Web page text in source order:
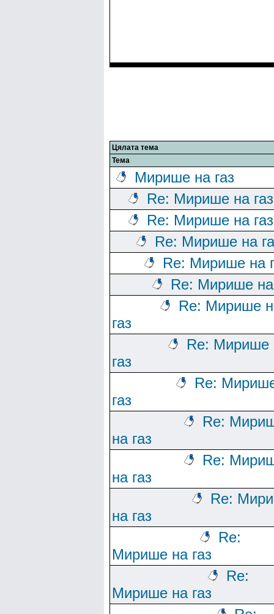
Цялата тема
Тема
Мирише на газ
Re: Мирише на газ
Re: Мирише на газ
Re: Мирише на
Re: Мирише на
Re: Мирише на
Re: Мирише
газ
Re: Мирише
газ
Re:
газ
Re:
на газ
Re:
на газ
Re:
на газ
Re:
Мирише на газ
Re:
Мирише на газ